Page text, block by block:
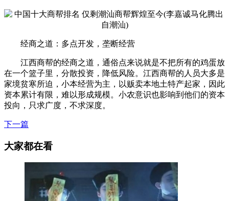
经商之道：多点开发，垄断经营
江西商帮的经商之道，通俗点来说就是不把所有的鸡蛋放
在一个篮子里，分散投资，降低风险。江西商帮的人员大多是
家境贫寒所迫，小本经营为主，以贩卖本地土特产起家，因此
资本累计有限，难以形成规模。小农意识也影响到他们的资本
投向，只求广度，不求深度。
下一篇
大家都在看